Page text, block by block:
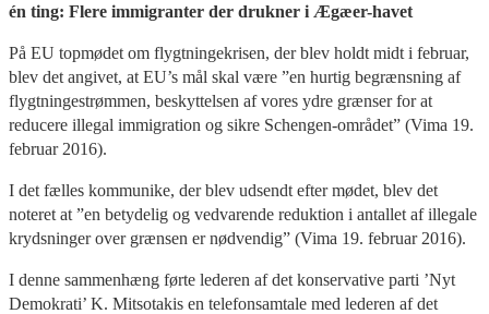
én ting: Flere immigranter der drukner i Ægæer-havet
På EU topmødet om flygtningekrisen, der blev holdt midt i februar,
blev det angivet, at EU’s mål skal være ”en hurtig begrænsning af
flygtningestrømmen, beskyttelsen af vores ydre grænser for at
reducere illegal immigration og sikre Schengen-området” (Vima 19.
februar 2016).
I det fælles kommunike, der blev udsendt efter mødet, blev det
noteret at ”en betydelig og vedvarende reduktion i antallet af illegale
krydsninger over grænsen er nødvendig” (Vima 19. februar 2016).
I denne sammenhæng førte lederen af det konservative parti ’Nyt
Demokrati’ K. Mitsotakis en telefonsamtale med lederen af det